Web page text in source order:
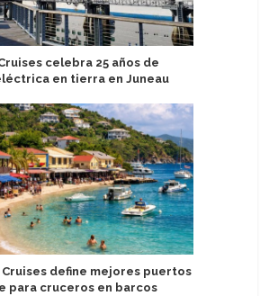
celebra 25 años de
en tierra en Juneau
define mejores puertos
para cruceros en barcos